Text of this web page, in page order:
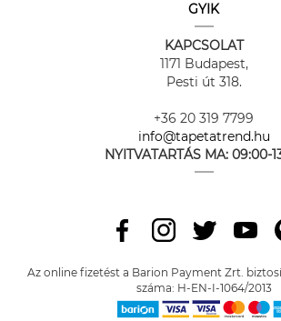
GYIK
KAPCSOLAT
1171 Budapest,
Pesti út 318.
+36 20 319 7799
info@tapetatrend.hu
NYITVATARTÁS MA: 09:00-
Az online fizetést a Barion Payment Zrt.
száma: H-EN-I-1064/2013